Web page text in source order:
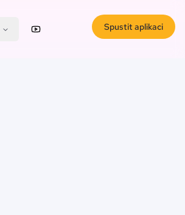
YouTube X (Twitter)
Spustit aplikaci